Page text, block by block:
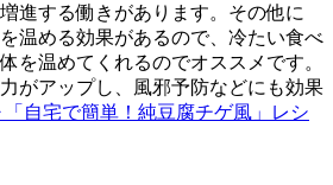
進する働きがあります。その他に
温める効果があるので、冷たい食べ
を温めてくれるのでオススメです。
がアップし、風邪予防などにも効果
自宅で簡単！純豆腐チゲ風」レシ